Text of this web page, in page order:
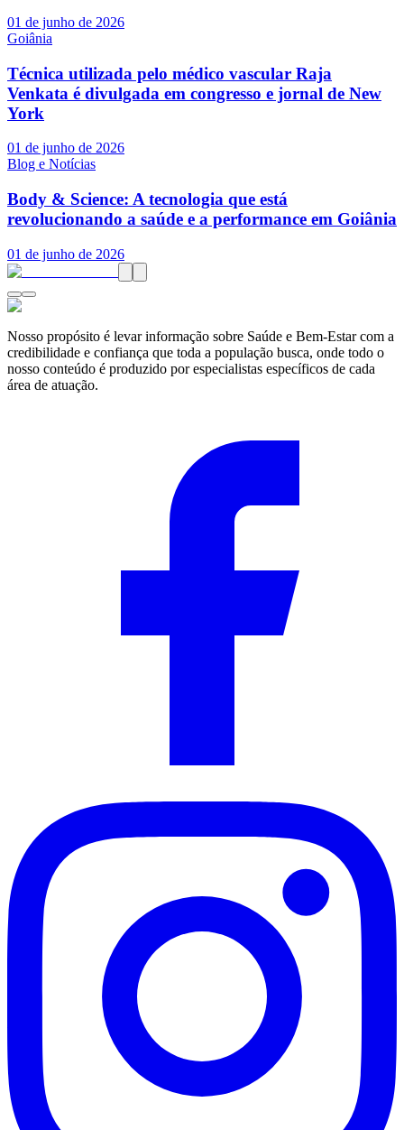
01 de junho de 2026
Goiânia
Técnica utilizada pelo médico vascular Raja
Venkata é divulgada em congresso e jornal de New
York
01 de junho de 2026
Blog e Notícias
Body & Science: A tecnologia que está
revolucionando a saúde e a performance em Goiânia
01 de junho de 2026
Nosso propósito é levar informação sobre Saúde e Bem-Estar com a
credibilidade e confiança que toda a população busca, onde todo o
nosso conteúdo é produzido por especialistas específicos de cada
área de atuação.